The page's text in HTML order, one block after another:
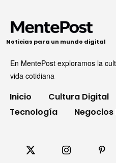
Noticias para un mundo digital
En MentePost exploramos la
vida cotidiana
Inicio Cultura Digital
Tecnología